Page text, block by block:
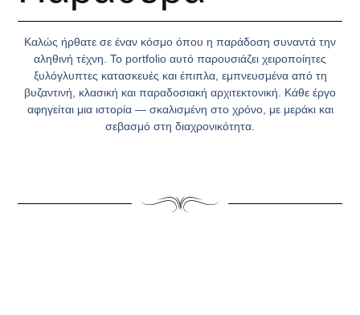
Καλώς ήρθατε σε έναν κόσμο όπου η παράδοση συναντά την
αληθινή τέχνη. Το portfolio αυτό παρουσιάζει χειροποίητες
ξυλόγλυπτες κατασκευές και έπιπλα, εμπνευσμένα από τη
βυζαντινή, κλασική και παραδοσιακή αρχιτεκτονική. Κάθε έργο
αφηγείται μια ιστορία — σκαλισμένη στο χρόνο, με μεράκι και
σεβασμό στη διαχρονικότητα.